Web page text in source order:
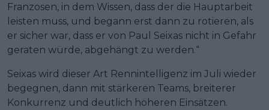
Franzosen, in dem Wissen, dass der die Hauptarbeit
leisten muss, und begann erst dann zu rotieren, als
er sicher war, dass er von Paul Seixas nicht in Gefahr
geraten würde, abgehängt zu werden.“
Seixas wird dieser Art Rennintelligenz im Juli wieder
begegnen, dann mit stärkeren Teams, breiterer
Konkurrenz und deutlich höheren Einsätzen.